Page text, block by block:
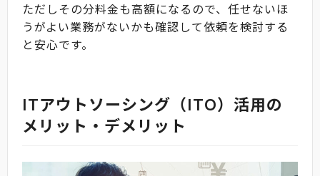
ただしその分料金も高額になるので、任せないほ
うがよい業務がないかも確認して依頼を検討する
と安心です。
ITアウトソーシング（ITO）活用の
メリット・デメリット